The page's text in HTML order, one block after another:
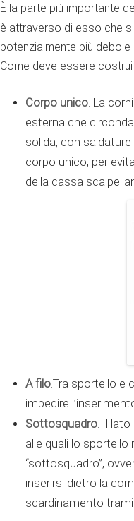
È la parte più importante
è attraverso di esso che
potenzialmente più
Come deve essere
Corpo unico. La
esterna che
solida, con
corpo unico, per
della cassa
A filo.Tra sportello e
impedire
Sottosquadro . Il
alle quali lo sportello
“sottosquadro”,
inserirsi dietro la
scardinamento